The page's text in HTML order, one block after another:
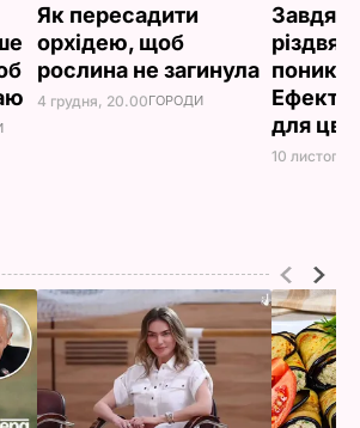
Як пересадити
орхідею, щоб
рослина не загинула
4 грудня, 20.00ГОРОДИ
для
10